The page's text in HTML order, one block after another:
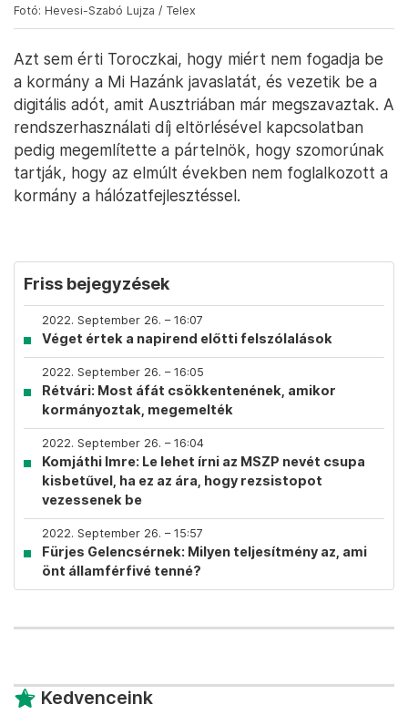
Fotó: Hevesi-Szabó Lujza / Telex
Azt sem érti Toroczkai, hogy miért nem fogadja be
a kormány a Mi Hazánk javaslatát, és vezetik be a
digitális adót, amit Ausztriában már megszavaztak. A
rendszerhasználati díj eltörlésével kapcsolatban
pedig megemlítette a pártelnök, hogy szomorúnak
tartják, hogy az elmúlt években nem foglalkozott a
kormány a hálózatfejlesztéssel.
Friss bejegyzések
2022. September 26. – 16:07
Véget értek a napirend előtti felszólalások
2022. September 26. – 16:05
Rétvári: Most áfát csökkentenének, amikor
kormányoztak, megemelték
2022. September 26. – 16:04
Komjáthi Imre: Le lehet írni az MSZP nevét csupa
kisbetűvel, ha ez az ára, hogy rezsistopot
vezessenek be
2022. September 26. – 15:57
Fürjes Gelencsérnek: Milyen teljesítmény az, ami
önt államférfivé tenné?
Kedvenceink